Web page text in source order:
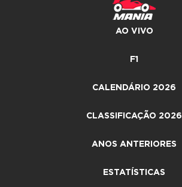
AO VIVO
F1
CALENDÁRIO 2026
CLASSIFICAÇÃO 2026
ANOS ANTERIORES
ESTATÍSTICAS